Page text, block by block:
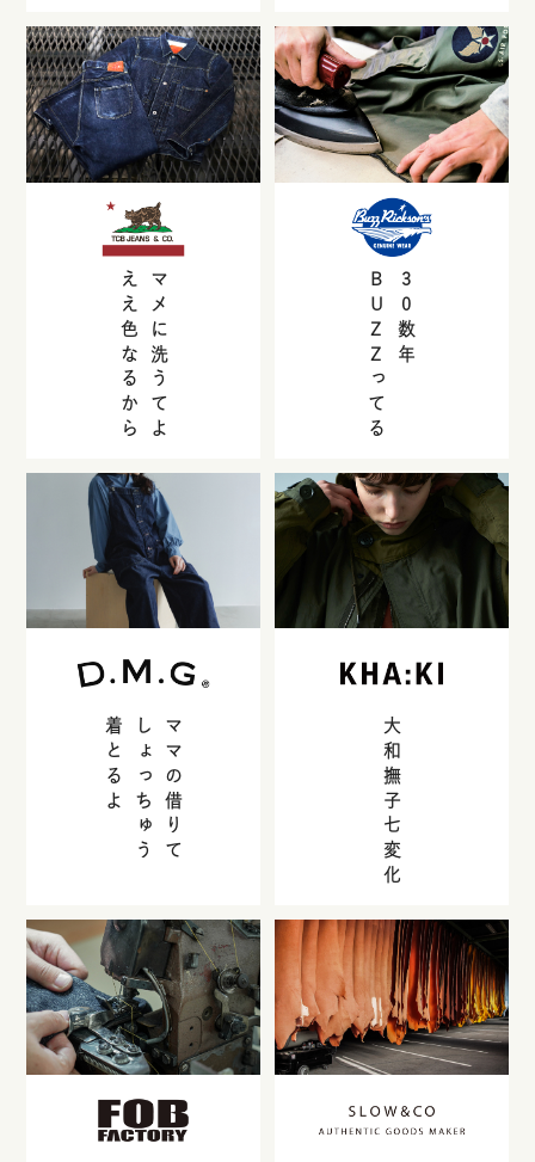
マメに洗うてよ
ええ色なるから
30
数年
BUZZ
ってる
ママの借りて
しょっちゅう
着とるよ 大和撫子七変化